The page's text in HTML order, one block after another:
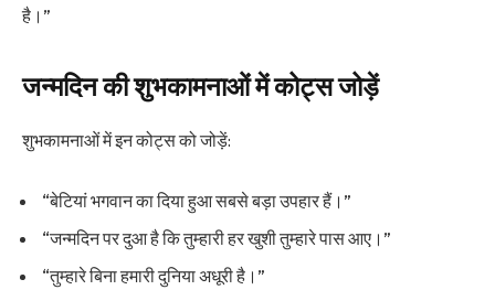
है।”
जन्मदिन की शुभकामनाओं में कोट्स जोड़ें
शुभकामनाओं में इन कोट्स को जोड़ें:
“बेटियां भगवान का दिया हुआ सबसे बड़ा उपहार हैं।”
“जन्मदिन पर दुआ है कि तुम्हारी हर खुशी तुम्हारे पास आए।”
“तुम्हारे बिना हमारी दुनिया अधूरी है।”